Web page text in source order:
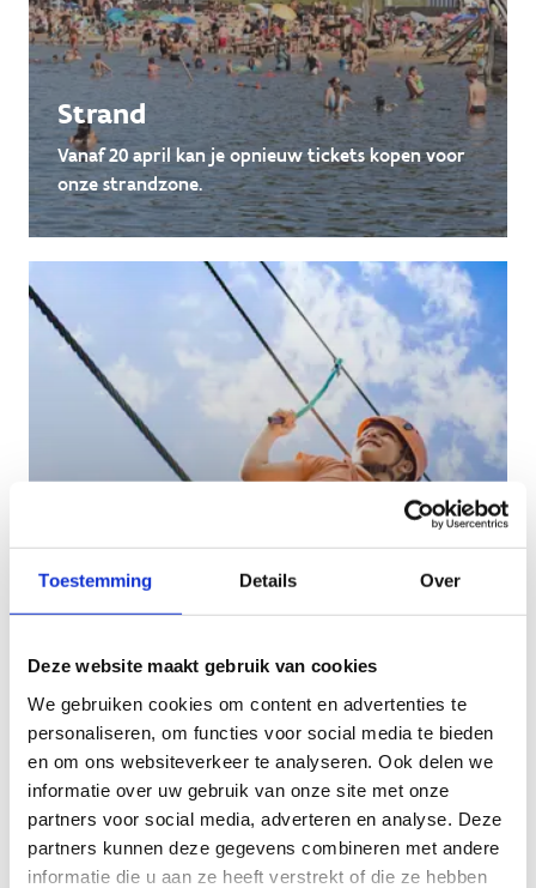
Toestemming Details Over
Deze website maakt gebruik van cookies
We gebruiken cookies om content en advertenties te
personaliseren, om functies voor social media te bieden
en om ons websiteverkeer te analyseren. Ook delen we
informatie over uw gebruik van onze site met onze
partners voor social media, adverteren en analyse. Deze
partners kunnen deze gegevens combineren met andere
informatie die u aan ze heeft verstrekt of die ze hebben
Strand
Vanaf 20 april kan je opnieuw tickets kopen voor
onze strandzone.
Hoogtouwenparcours
Op woensdag en zaterdag kan jij je komen